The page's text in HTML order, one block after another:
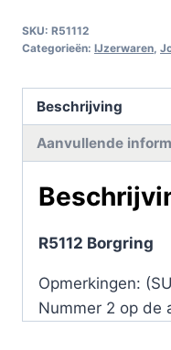
SKU: R51112
Categorieën: IJzerwaren
Beschrijving
Aanvullende
R5112 Borgring
Opmerkingen:
Nummer 2 op de